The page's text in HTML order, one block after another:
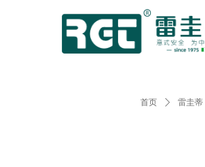
首页 ꄲ 雷圭蒂